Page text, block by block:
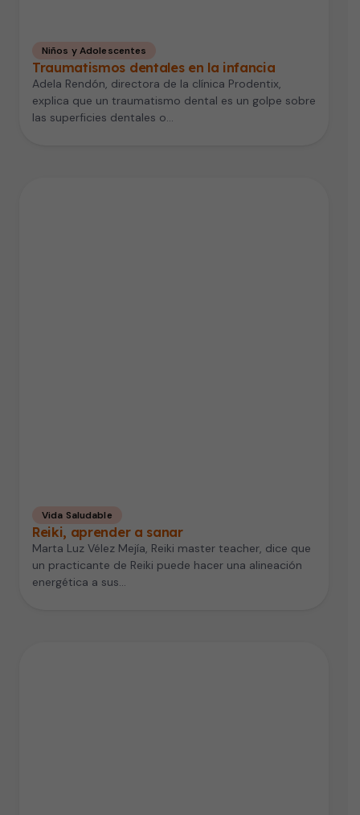
Niños y Adolescentes
Traumatismos dentales en la infancia
Adela Rendón, directora de la clínica Prodentix,
explica que un traumatismo dental es un golpe sobre
las superficies dentales o…
Vida Saludable
Reiki, aprender a sanar
Marta Luz Vélez Mejía, Reiki master teacher, dice que
un practicante de Reiki puede hacer una alineación
energética a sus…